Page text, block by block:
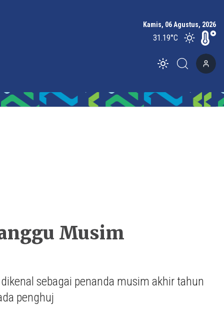
Kamis, 06 Agustus, 2026
31.19°C
Toggle theme
Musim
sebagai penanda musim akhir tahun
penghuj